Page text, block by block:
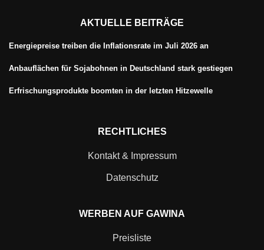
AKTUELLE BEITRÄGE
Energiepreise treiben die Inflationsrate im Juli 2026 an
Anbauflächen für Sojabohnen in Deutschland stark gestiegen
Erfrischungsprodukte boomten in der letzten Hitzewelle
RECHTLICHES
Kontakt & Impressum
Datenschutz
WERBEN AUF GAWINA
Preisliste